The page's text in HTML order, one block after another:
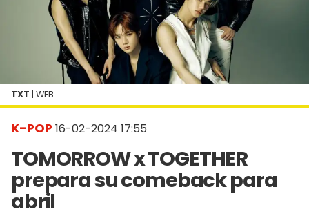
K-POP 16-02-2024 17:55
TOMORROW x TOGETHER
prepara su comeback para
abril
TXT | WEB